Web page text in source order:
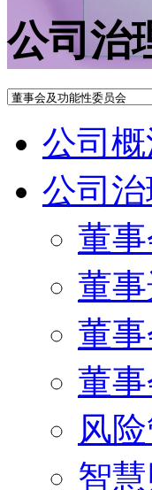
公司治
公司
公司治
董
董
董
董
风
智